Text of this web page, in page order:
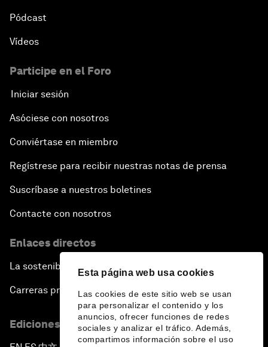
Esta página web usa cookies
Las cookies de este sitio web se usan
para personalizar el contenido y los
anuncios, ofrecer funciones de redes
sociales y analizar el tráfico. Además,
compartimos información sobre el uso
Pódcast
Vídeos
Participe en el Foro
Iniciar sesión
Asóciese con nosotros
Conviértase en miembro
Regístrese para recibir nuestras notas de prensa
Suscríbase a nuestros boletines
Contacte con nosotros
Enlaces directos
La sostenibilidad en el Foro
Carreras profesionales
Ediciones en otros idiomas